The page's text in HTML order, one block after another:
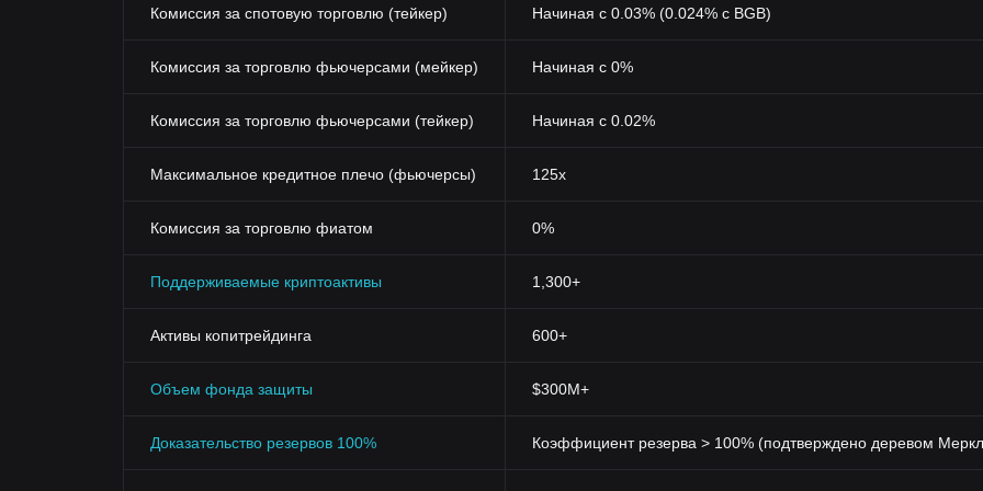
Комиссия за спотовую торговлю (тейкер) Начиная с 0.03% (0.024% с BGB)
Комиссия за торговлю фьючерсами (мейкер) Начиная с 0%
Комиссия за торговлю фьючерсами (тейкер) Начиная с 0.02%
Максимальное кредитное плечо (фьючерсы) 125x
Комиссия за торговлю фиатом 0%
Поддерживаемые криптоактивы 1,300+
Активы копитрейдинга 600+
Объем фонда защиты $300M+
Доказательство резервов 100% Коэффициент резерва > 100% (подтверждено деревом